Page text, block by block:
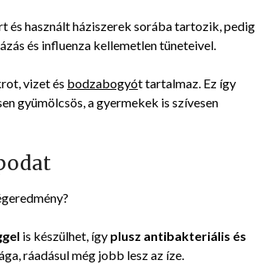
és használt háziszerek sorába tartozik, pedig
és influenza kellemetlen tüneteivel.
vizet és bodzabogyót tartalmaz. Ez így
gyümölcsös, a gyermekek is szívesen
is készülhet, így plusz antibakteriális és
ráadásul még jobb lesz az íze.